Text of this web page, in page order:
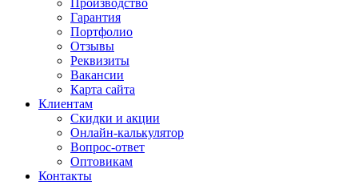
Производство
Гарантия
Портфолио
Отзывы
Реквизиты
Вакансии
Карта сайта
Клиентам
Скидки и акции
Онлайн-калькулятор
Вопрос-ответ
Оптовикам
Контакты